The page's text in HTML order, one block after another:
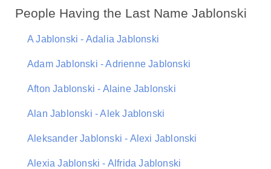
People Having the Last Name Jablonski
A Jablonski - Adalia Jablonski
Adam Jablonski - Adrienne Jablonski
Afton Jablonski - Alaine Jablonski
Alan Jablonski - Alek Jablonski
Aleksander Jablonski - Alexi Jablonski
Alexia Jablonski - Alfrida Jablonski